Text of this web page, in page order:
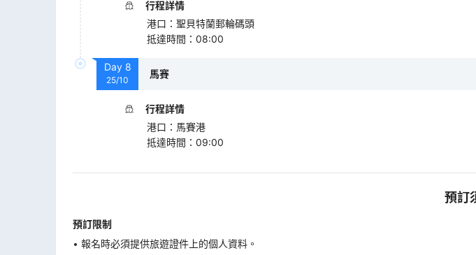
行程詳情
港口 ： 聖貝特蘭郵輪碼頭
抵達時間 ： 08:00
Day 8
25/10
馬賽
行程詳情
港口 ： 馬賽港
抵達時間 ： 09:00
預訂
預訂限制
報名時必須提供旅遊證件上的個人資料。